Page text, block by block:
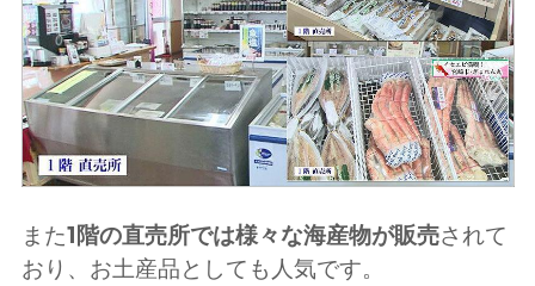
また1階の直売所では様々な海産物が販売されて
おり、お土産品としても人気です。